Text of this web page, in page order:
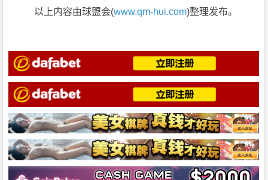
以上内容由球盟会(www.qm-hui.com)整理发布。